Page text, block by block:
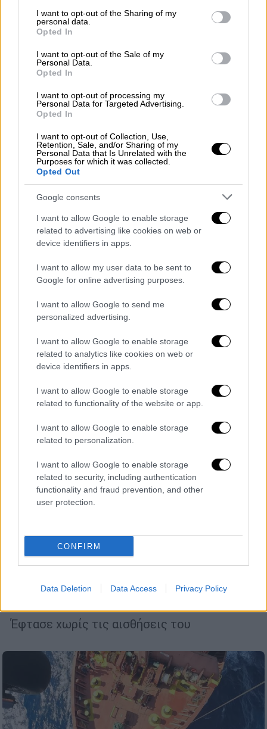
not limited to your visit or usage behaviour. You may click to
grant or deny consent to Google and its third-party tags to
use your data for below specified purposes in below Google
consent section.
I want to opt-out of the Sharing of my
personal data.
Opted In
I want to opt-out of the Sale of my
Personal Data.
Opted In
I want to opt-out of processing my
Personal Data for Targeted Advertising.
Opted In
I want to opt-out of Collection, Use,
Retention, Sale, and/or Sharing of my
Personal Data that Is Unrelated with the
Purposes for which it was collected.
Opted Out
Google consents
I want to allow Google to enable storage
related to advertising like cookies on web or
device identifiers in apps.
I want to allow my user data to be sent to
Google for online advertising purposes.
I want to allow Google to send me
personalized advertising.
I want to allow Google to enable storage
related to analytics like cookies on web or
device identifiers in apps.
I want to allow Google to enable storage
related to functionality of the website or app.
I want to allow Google to enable storage
related to personalization.
I want to allow Google to enable storage
related to security, including authentication
functionality and fraud prevention, and other
user protection.
CONFIRM
Data Deletion Data Access Privacy Policy
Εξιτήριο από το «Παπαγεωργίου» για τον
28χρονο οπαδό του ΠΑΟΚ που
Σε καλή κατάσταση η υγεία του νεαρού
κακώσεις μετά την αεροδιακομιδή του στη
Θεσσαλονίκη
Ελλάδα|12.01.2026 12:53
Τραγωδία στη Ρόδο: Νεογέννητο βρέφος
αεροδιακομιδή στο νοσοκομείο
Έφτασε χωρίς τις αισθήσεις του